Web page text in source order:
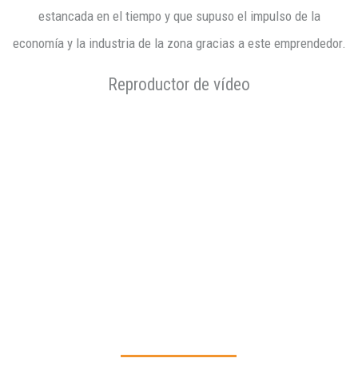
estancada en el tiempo y que supuso el impulso de la
economía y la industria de la zona gracias a este emprendedor.
Reproductor de vídeo